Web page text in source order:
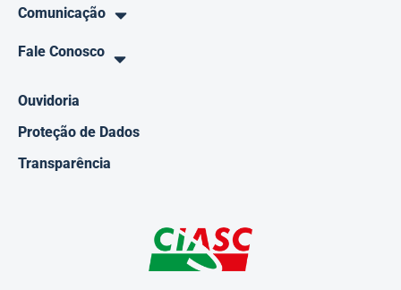
Comunicação
Fale Conosco
Ouvidoria
Proteção de Dados
Transparência